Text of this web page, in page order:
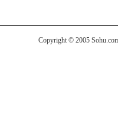
Copyright © 2005